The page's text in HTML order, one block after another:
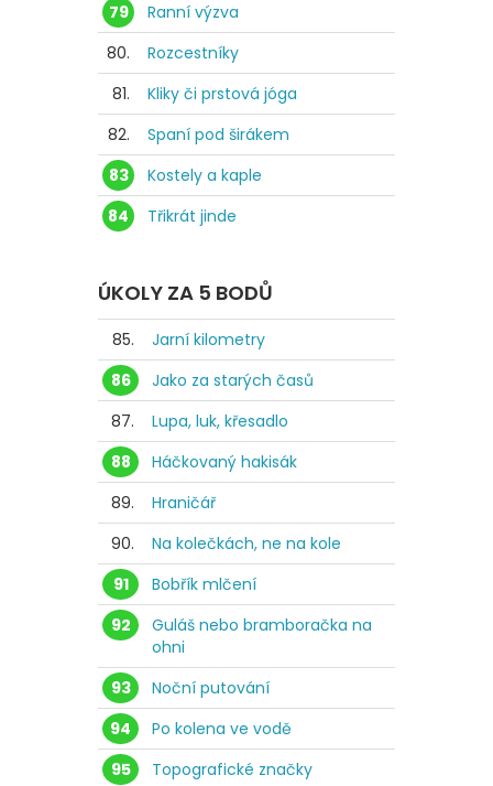
79
Ranní výzva
80.
Rozcestníky
81.
Kliky či prstová jóga
82.
Spaní pod širákem
83
Kostely a kaple
84
Třikrát jinde
ÚKOLY ZA 5 BODŮ
85.
Jarní kilometry
86
Jako za starých časů
87.
Lupa, luk, křesadlo
88
Háčkovaný hakisák
89.
Hraničář
90.
Na kolečkách, ne na kole
91
Bobřík mlčení
92
Guláš nebo bramboračka na
ohni
93
Noční putování
94
Po kolena ve vodě
95
Topografické značky